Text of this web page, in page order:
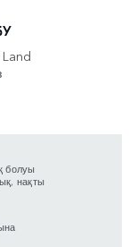
Land
болуы
нақты